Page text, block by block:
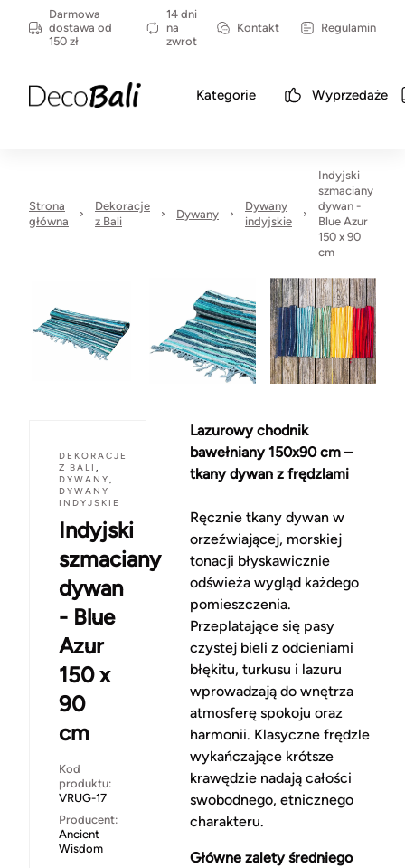
Darmowa
dostawa od
150 zł
14 dni
na
zwrot
Kontakt Regulamin
Kategorie Wyprzedaże
Strona
główna
Dekoracje
z Bali
Dywany
Dywany
indyjskie
Indyjski
szmaciany
dywan -
Blue Azur
150 x 90
cm
DEKORACJE
Z BALI ,
DYWANY,
DYWANY
INDYJSKIE
Indyjski
szmaciany
dywan
- Blue
Azur
150 x
90
cm
Kod
produktu:
VRUG-17
Producent:
Ancient
Wisdom
Lazurowy chodnik
bawełniany 150x90 cm –
tkany dywan z frędzlami
Ręcznie tkany dywan w
orzeźwiającej, morskiej
tonacji błyskawicznie
odświeża wygląd każdego
pomieszczenia.
Przeplatające się pasy
czystej bieli z odcieniami
błękitu, turkusu i lazuru
wprowadzają do wnętrza
atmosferę spokoju oraz
harmonii. Klasyczne frędzle
wykańczające krótsze
krawędzie nadają całości
swobodnego, etnicznego
charakteru.
Główne zalety średniego